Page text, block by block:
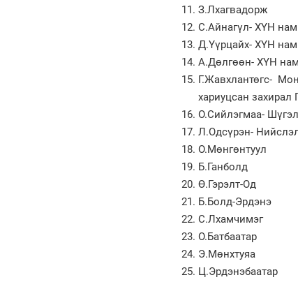
З.Лхагвадорж
С.Айнагүл- ХҮН
Д.Үүрцайх- ХҮН
А.Дөлгөөн- ХҮН
Г.Жавхлантөгс-
хариуцсан захирал
О.Сийлэгмаа-
Л.Одсүрэн-
О.Мөнгөнтуул
Б.Ганболд
Ө.Гэрэлт-Од
Б.Болд-Эрдэнэ
С.Лхамчимэг
О.Батбаатар
Э.Мөнхтуяа
Ц.Эрдэнэбаатар